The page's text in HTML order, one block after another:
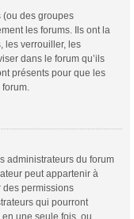
(ou des groupes
les forums. Ils ont la
les verrouiller, les
dans le forum qu’ils
présents pour que les
administrateurs du forum
peut appartenir à
des permissions
qui pourront
une seule fois, ou